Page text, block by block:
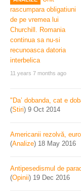
11 years 7 months ago
"Da’ dobanda, cat e
(Stiri) 9 Oct 2014
Americanii rezolvă,
(Analize) 18 May 2016
Antipesedismul de
(Opinii) 19 Dec 2016